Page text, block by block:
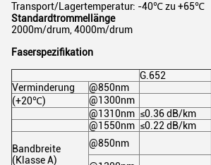
Transport/Lagertemperatur: -40℃ zu +65℃
Standardtrommellänge
2000m/drum, 4000m/drum
Faserspezifikation
G.652
Verminderung
@850nm
(+20℃)
@1300nm
@1310nm ≤0.36 dB/km
@1550nm ≤0.22 dB/km
Bandbreite
(Klasse A)
@850nm